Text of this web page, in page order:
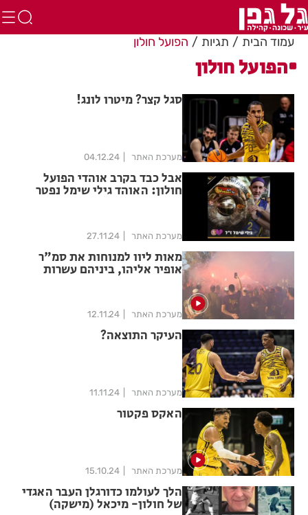
עמוד הבית תגיות הפועל חולון
הפועל חולון
סגל קצר? מיטרו לונג!
מערכת האתר 04.12.24
אבל כבד בקרב אוהדי הפועל
חולון: האוהד גילי שימל נפטר
מערכת האתר 27.11.24
מאות ליוו למנוחות את סמ"ר
אופיר אליהו, ביניהם עשרות
אוהדי הפועל חולון
מערכת האתר 12.11.24
העיקר התוצאה?
מערכת האתר 11.11.24
האקס פקטור
מערכת האתר 15.10.24
הלך לעולמו כדורגלן העבר האגדי
של חולון- מיכאל (מישקה)